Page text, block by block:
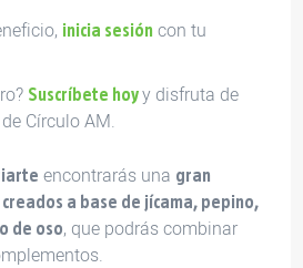
inicia sesión con tu
Suscríbete hoyy disfruta de
Círculo AM.
encontrarás una gran
a base de jícama, pepino,
de oso, que podrás combinar